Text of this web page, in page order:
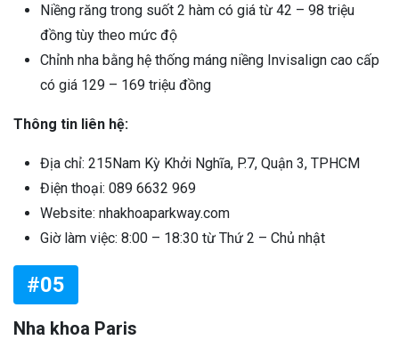
Niềng răng trong suốt 2 hàm có giá từ 42 – 98 triệu
đồng tùy theo mức độ
Chỉnh nha bằng hệ thống máng niềng Invisalign cao cấp
có giá 129 – 169 triệu đồng
Thông tin liên hệ:
Địa chỉ: 215Nam Kỳ Khởi Nghĩa, P.7, Quận 3, TPHCM
Điện thoại: 089 6632 969
Website: nhakhoaparkway.com
Giờ làm việc: 8:00 – 18:30 từ Thứ 2 – Chủ nhật
#05
Nha khoa Paris